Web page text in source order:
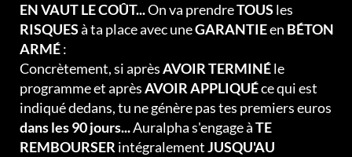
EN VAUT LE COÛT...On va prendreTOUS les
RISQUESà ta place avec uneGARANTIEen BÉTON
ARMÉ:
Concrètement, si aprèsAVOIR TERMINÉle
programme et aprèsAVOIR APPLIQUÉce qui est
indiqué dedans, tu ne génère pas tes premiers euros
dans les 90 jours...Auralpha s'engage àTE
REMBOURSER intégralementJUSQU'AU